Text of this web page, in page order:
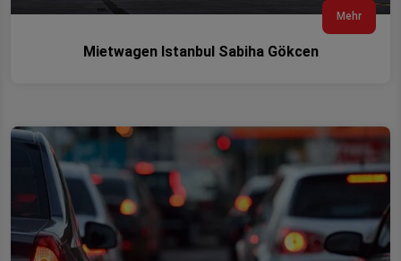
Mehr
Mietwagen Istanbul Sabiha Gökcen